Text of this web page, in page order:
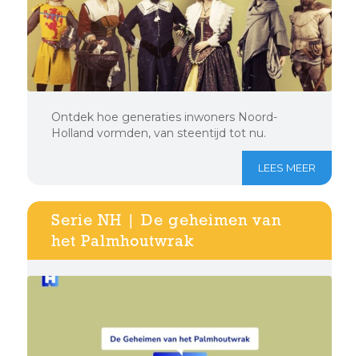
Ontdek hoe generaties inwoners Noord-
Holland vormden, van steentijd tot nu.
LEES MEER
Serie NH | De geheimen van
het Palmhoutwrak